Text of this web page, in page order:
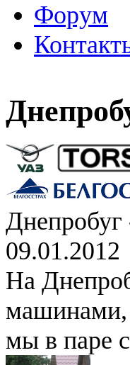
Форум
Днепробуг
09.01.2012
На
машинами,
мы в паре